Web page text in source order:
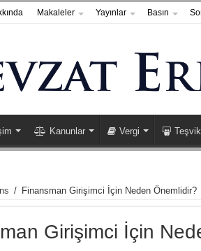
Makaleler Yayınlar Basın
Kanunlar Vergi Teşvik
/ Finansman Girişimci İçin Neden Önemlidir?
Girişimci İçin